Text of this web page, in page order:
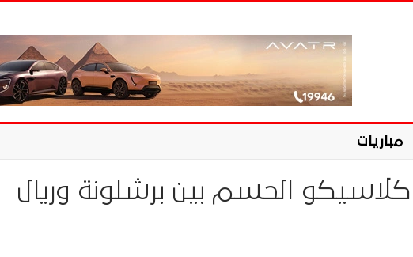
مباريات
كلاسيكو الحسم بين برشلونة وريال